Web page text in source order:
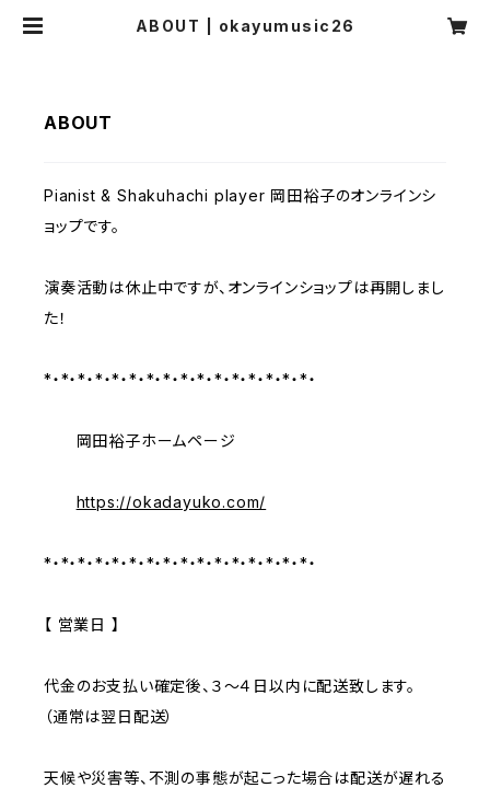
ABOUT | okayumusic26
ABOUT
Pianist & Shakuhachi player 岡田裕子のオンラインシ
ョップです。
演奏活動は休止中ですが、オンラインショップは再開しまし
た！
*・*・*・*・*・*・*・*・*・*・*・*・*・*・*・*・
岡田裕子ホームページ
https://okadayuko.com/
*・*・*・*・*・*・*・*・*・*・*・*・*・*・*・*・
【 営業日 】
代金のお支払い確定後、３～４日以内に配送致します。
（通常は翌日配送）
天候や災害等、不測の事態が起こった場合は配送が遅れる